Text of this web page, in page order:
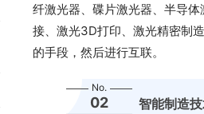
纤激光器、碟片激光器、半导
接、激光3D打印、激光精密制
的手段，然后进行互联。
No.
02 智能制造